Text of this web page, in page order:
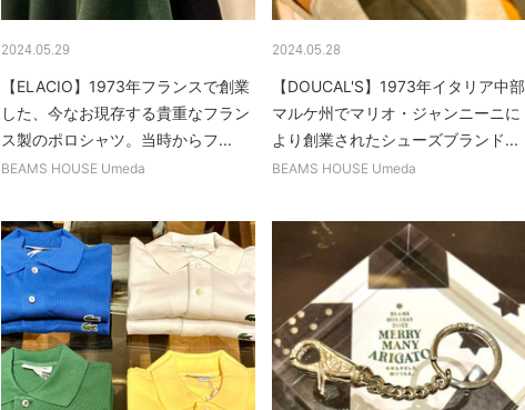
2024.05.29
【ELACIO】1973年フランスで創業
した、今なお現存する貴重なフラン
ス製のポロシャツ。当時からフ...
BEAMS HOUSE Umeda
2024.05.28
【DOUCAL'S】1973年イタリア中部
マルケ州でマリオ・ジャンニーニに
より創業されたシューズブランド...
BEAMS HOUSE Umeda